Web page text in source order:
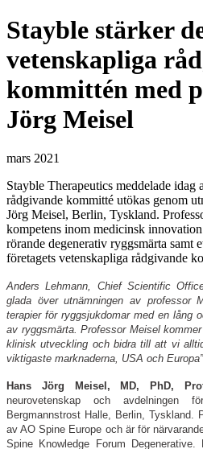
Stayble stärker
vetenskapliga
kommittén med
Jörg Meisel
mars 2021
Stayble Therapeutics meddelade idag
rådgivande kommitté utökas genom
Jörg Meisel, Berlin, Tyskland.
kompetens inom medicinsk
rörande degenerativ ryggsmärta samt
företagets vetenskapliga rådgivande
Anders Lehmann, Chief Scientific
glada över utnämningen av professor
terapier för ryggsjukdomar med en lång
av ryggsmärta. Professor Meisel
klinisk utveckling och bidra till att vi
viktigaste marknaderna, USA och Europa”
Hans Jörg Meisel, MD, PhD,
neurovetenskap och avdelningen
Bergmannstrost Halle, Berlin, Tyskland.
av AO Spine Europe och är för
Spine Knowledge Forum